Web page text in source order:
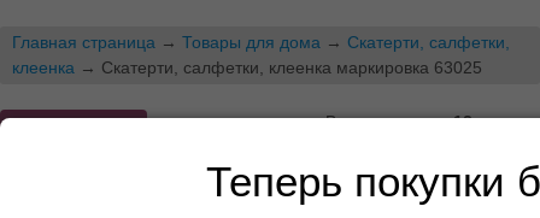
Теперь покупки
Главная страница → Товары для дома → Скатерти, салфетки,
клеенка → Скатерти, салфетки, клеенка маркировка 63025
В этом разделе12товаров
Скатерти, салфетки, клеенка